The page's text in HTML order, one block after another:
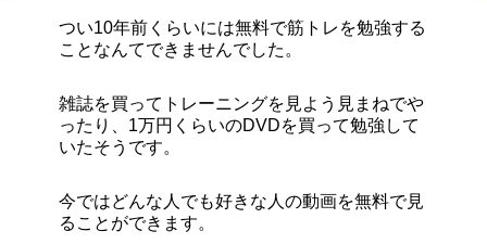
つい10年前くらいには無料で筋トレを勉強する
ことなんてできませんでした。
雑誌を買ってトレーニングを見よう見まねでや
ったり、1万円くらいのDVDを買って勉強して
いたそうです。
今ではどんな人でも好きな人の動画を無料で見
ることができます。